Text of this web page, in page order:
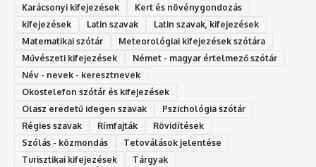
Karácsonyi kifejezések
Kert és növénygondozás
kifejezések
Latin szavak
Latin szavak, kifejezések
Matematikai szótár
Meteorológiai kifejezések szótára
Művészeti kifejezések
Német - magyar értelmező szótár
Név - nevek - keresztnevek
Okostelefon szótár és kifejezések
Olasz eredetű idegen szavak
Ps‮gólohciz‬ia s‮átóz‬r
Régies szavak
Rímfajták
Rövidítések
Szólás - közmondás
Tetoválások jelentése
Turisztikai kifejezések
Tárgyak